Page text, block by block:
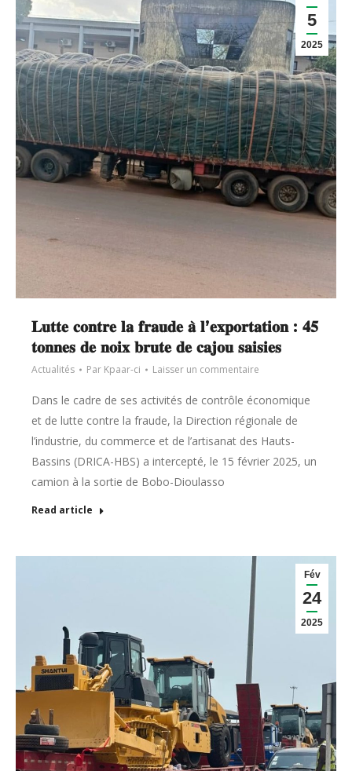
5
2025
𝐋𝐮𝐭𝐭𝐞 𝐜𝐨𝐧𝐭𝐫𝐞 𝐥𝐚 𝐟𝐫𝐚𝐮𝐝𝐞 𝐚̀ 𝐥’𝐞𝐱𝐩𝐨𝐫𝐭𝐚𝐭𝐢𝐨𝐧 : 𝟒𝟓
𝐭𝐨𝐧𝐧𝐞𝐬 𝐝𝐞 𝐧𝐨𝐢𝐱 𝐛𝐫𝐮𝐭𝐞 𝐝𝐞 𝐜𝐚𝐣𝐨𝐮 𝐬𝐚𝐢𝐬𝐢𝐞𝐬
Actualités Par Kpaar-ci Laisser un commentaire
Dans le cadre de ses activités de contrôle économique
et de lutte contre la fraude, la Direction régionale de
l’industrie, du commerce et de l’artisanat des Hauts-
Bassins (DRICA-HBS) a intercepté, le 15 février 2025, un
camion à la sortie de Bobo-Dioulasso
Read article
Fév
24
2025